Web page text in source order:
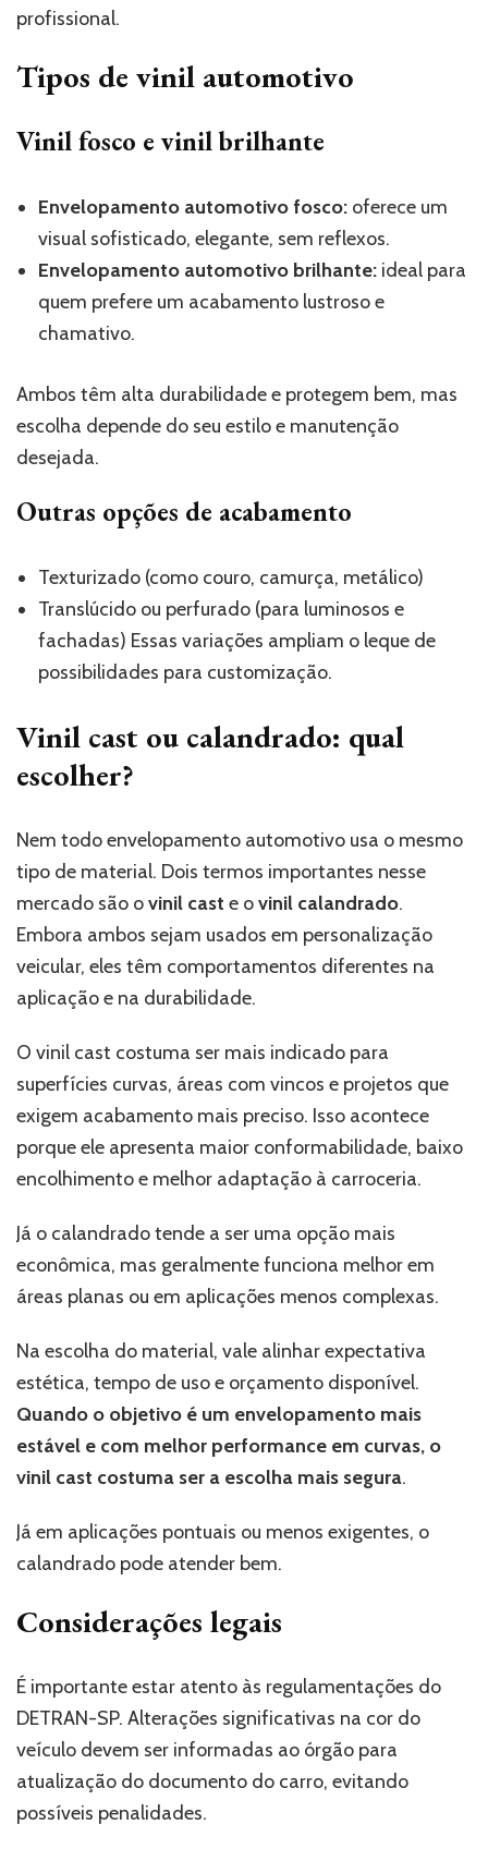
profissional.
Tipos de vinil automotivo
Vinil fosco e vinil brilhante
Envelopamento automotivo fosco: oferece um
visual sofisticado, elegante, sem reflexos.
Envelopamento automotivo brilhante: ideal para
quem prefere um acabamento lustroso e
chamativo.
Ambos têm alta durabilidade e protegem bem, mas
escolha depende do seu estilo e manutenção
desejada.
Outras opções de acabamento
Texturizado (como couro, camurça, metálico)
Translúcido ou perfurado (para luminosos e
fachadas) Essas variações ampliam o leque de
possibilidades para customização.
Vinil cast ou calandrado: qual
escolher?
Nem todo envelopamento automotivo usa o mesmo
tipo de material. Dois termos importantes nesse
mercado são ovinil cast e ovinil calandrado.
Embora ambos sejam usados em personalização
veicular, eles têm comportamentos diferentes na
aplicação e na durabilidade.
O vinil cast costuma ser mais indicado para
superfícies curvas, áreas com vincos e projetos que
exigem acabamento mais preciso. Isso acontece
porque ele apresenta maior conformabilidade, baixo
encolhimento e melhor adaptação à carroceria.
Já o calandrado tende a ser uma opção mais
econômica, mas geralmente funciona melhor em
áreas planas ou em aplicações menos complexas.
Na escolha do material, vale alinhar expectativa
estética, tempo de uso e orçamento disponível.
Quando o objetivo é um envelopamento mais
estável e com melhor performance em curvas, o
vinil cast costuma ser a escolha mais segura.
Já em aplicações pontuais ou menos exigentes, o
calandrado pode atender bem.
Considerações legais
É importante estar atento às regulamentações do
DETRAN-SP. Alterações significativas na cor do
veículo devem ser informadas ao órgão para
atualização do documento do carro, evitando
possíveis penalidades.